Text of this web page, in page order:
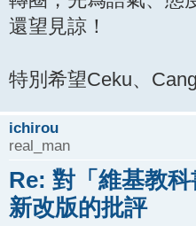
還望見諒！
特別希望Ceku、
ichirou
real_man
Re: 對「維基教科
新改版的批評